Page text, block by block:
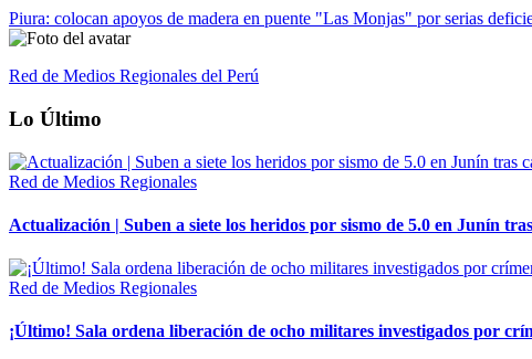
Piura: colocan apoyos de madera en puente "Las Monjas" por serias
Red de Medios Regionales del Perú
Lo Último
Red de Medios Regionales
Actualización | Suben a siete los heridos por sismo de 5.0 en Junín
Red de Medios Regionales
¡Último! Sala ordena liberación de ocho militares investigados por